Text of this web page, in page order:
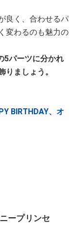
良く、合わせるパ
変わるのも魅力の
5パーツに分かれ
ましょう。
BIRTHDAY、オ
ープリンセ